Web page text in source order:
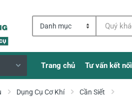
Trang chủ Tư vấn kết nối
Dụng Cụ Cơ Khí Cần Siết